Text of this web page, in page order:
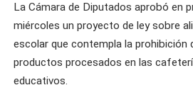
La Cámara de Diputados aprobó en
miércoles un proyecto de ley sobre
escolar que contempla la prohibición
productos procesados ​​en las
educativos.